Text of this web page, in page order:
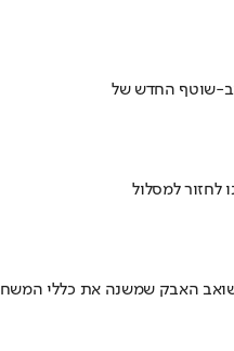
לחזור למסלול
שואב האבק שמשנה את כללי